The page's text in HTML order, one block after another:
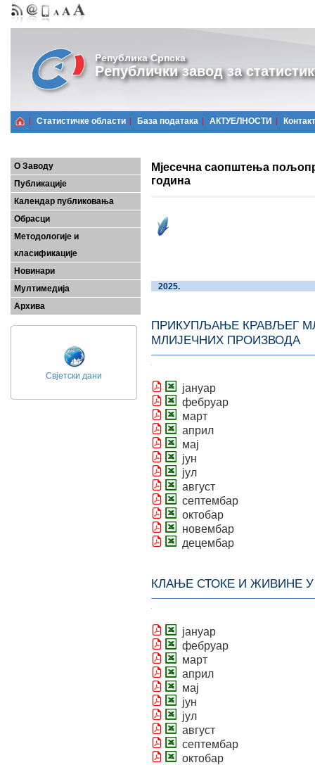
Република Српска
Републички завод за
Статистичке области Базa података АКТУЕЛНОСТИ Контакт
О Заводу
Публикације
Календар публиковања
Обрасци
Методологије и
класификације
Новинари
Мултимедија
Архива
Свјетски дани
Мјесечна саопштења
година
2025.
ПРИКУПЉАЊЕ КРАВЉЕГ
МЛИЈЕЧНИХ ПРОИЗВОДА
јануар
фебруар
март
април
мај
јун
јул
август
септембар
октобар
новембар
децембар
КЛАЊЕ СТОКЕ И ЖИВИНЕ
јануар
фебруар
март
април
мај
јун
јул
август
септембар
октобар